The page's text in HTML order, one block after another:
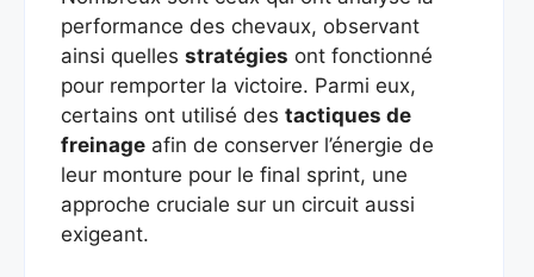
performance des chevaux, observant
ainsi quelles stratégies ont fonctionné
pour remporter la victoire. Parmi eux,
certains ont utilisé des tactiques de
freinage afin de conserver l’énergie de
leur monture pour le final sprint, une
approche cruciale sur un circuit aussi
exigeant.